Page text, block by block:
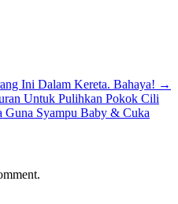
Ini Dalam Kereta. Bahaya! →
Untuk Pulihkan Pokok Cili
Guna Syampu Baby & Cuka